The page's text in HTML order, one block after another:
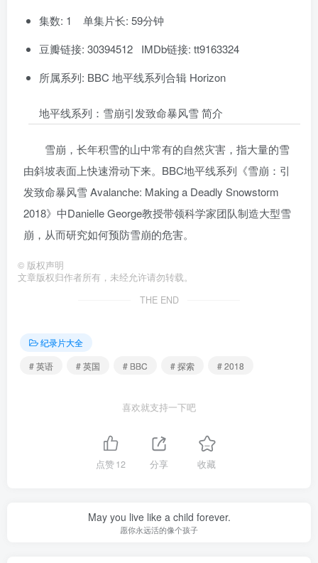
集数: 1 单集片长: 59分钟
豆瓣链接: 30394512 IMDb链接: tt9163324
所属系列: BBC 地平线系列合辑 Horizon
地平线系列：雪崩引发致命暴风雪 简介
雪崩，长年积雪的山中常有的自然灾害，指大量的雪
由斜坡表面上快速滑动下来。BBC地平线系列《雪崩：引
发致命暴风雪 Avalanche: Making a Deadly Snowstorm
2018》中Danielle George教授带领科学家团队制造大型雪
崩，从而研究如何预防雪崩的危害。
© 版权声明
文章版权归作者所有，未经允许请勿转载。
THE END
纪录片大全
# 英语
# 英国 # BBC # 探索 # 2018
喜欢就支持一下吧
点赞12 分享 收藏
May you live like a child forever.
愿你永远活的像个孩子